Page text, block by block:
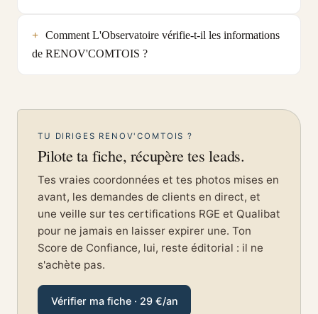
Comment L'Observatoire vérifie-t-il les informations
de RENOV'COMTOIS ?
TU DIRIGES RENOV'COMTOIS ?
Pilote ta fiche, récupère tes leads.
Tes vraies coordonnées et tes photos mises en
avant, les demandes de clients en direct, et
une veille sur tes certifications RGE et Qualibat
pour ne jamais en laisser expirer une. Ton
Score de Confiance, lui, reste éditorial : il ne
s'achète pas.
Vérifier ma fiche · 29 €/an